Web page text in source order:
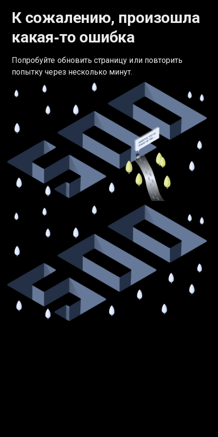
К сожалению, произошла
какая‑то ошибка
Попробуйте обновить страницу или повторить
попытку через несколько минут.